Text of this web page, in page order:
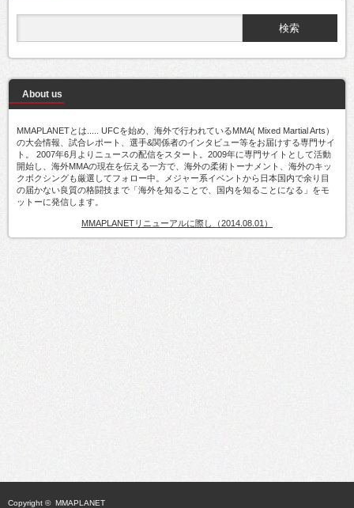
About us
MMAPLANETとは..... UFCを始め、海外で行われているMMA( Mixed Martial Arts）
の大会情報、試合レポート、選手&関係者のインタビュー等をお届けする専門サイ
ト。 2007年6月よりニュースの配信をスタート。2009年に専門サイトとして活動
開始し、海外MMAの現在を伝える一方で、海外の柔術トーナメント、海外のキッ
クボクシングも厳選してフォロー中。メジャー系イベントから日本国内で余り目
の届かない良質の格闘技まで「海外を知ることで、国内を知ることになる」をモ
ットーに発信します。
MMAPLANETリニューアルに際し（2014.08.01）
Copyright © MMAPLANET